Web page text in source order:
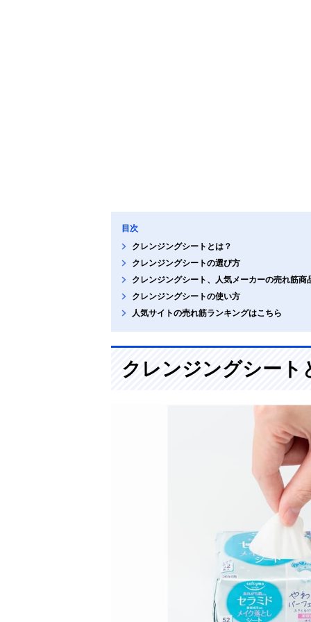
目次
クレンジングシートとは？
クレンジングシートの選び方
クレンジングシート、人気メーカーの売れ筋商
クレンジングシートの使い方
人気サイトの売れ筋ランキングはこちら
クレンジングシート